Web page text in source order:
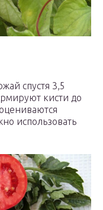
спустя 3,5
кисти до
использовать